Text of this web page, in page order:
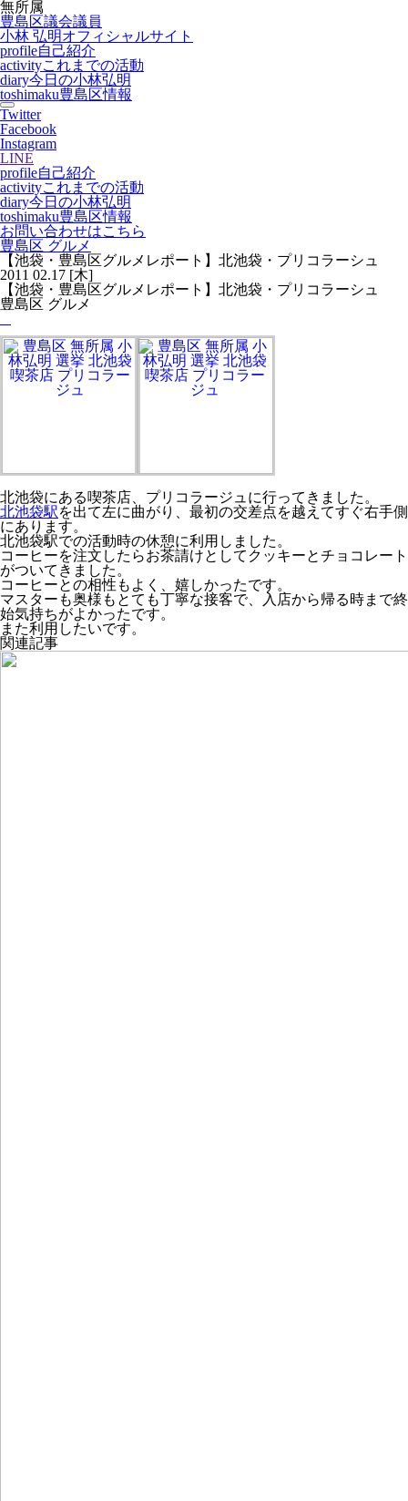
無所属
豊島区議会議員
小林 弘明オフィシャルサイト
profile自己紹介
activityこれまでの活動
diary今日の小林弘明
toshimaku豊島区情報
Twitter
Facebook
Instagram
LINE
profile自己紹介
activityこれまでの活動
diary今日の小林弘明
toshimaku豊島区情報
お問い合わせはこちら
豊島区 グルメ
【池袋・豊島区グルメレポート】北池袋・プリコラーシュ
2011 02.17 [木]
【池袋・豊島区グルメレポート】北池袋・プリコラーシュ
豊島区 グルメ
北池袋にある喫茶店、プリコラージュに行ってきました。
北池袋駅を出て左に曲がり、最初の交差点を越えてすぐ右手側
にあります。
北池袋駅での活動時の休憩に利用しました。
コーヒーを注文したらお茶請けとしてクッキーとチョコレート
がついてきました。
コーヒーとの相性もよく、嬉しかったです。
マスターも奥様もとても丁寧な接客で、入店から帰る時まで終
始気持ちがよかったです。
また利用したいです。
関連記事